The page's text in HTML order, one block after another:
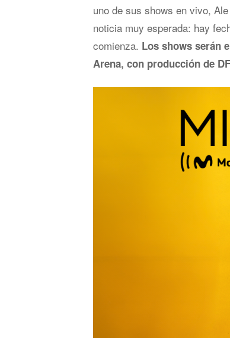
uno de sus shows en vivo,
noticia muy esperada: hay
comienza. Los shows serán
Arena, con producción de